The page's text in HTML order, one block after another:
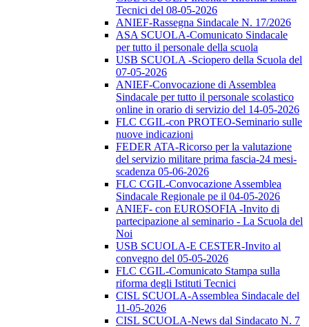
Tecnici del 08-05-2026
ANIEF-Rassegna Sindacale N. 17/2026
ASA SCUOLA-Comunicato Sindacale
per tutto il personale della scuola
USB SCUOLA -Sciopero della Scuola del
07-05-2026
ANIEF-Convocazione di Assemblea
Sindacale per tutto il personale scolastico
online in orario di servizio del 14-05-2026
FLC CGIL-con PROTEO-Seminario sulle
nuove indicazioni
FEDER ATA-Ricorso per la valutazione
del servizio militare prima fascia-24 mesi-
scadenza 05-06-2026
FLC CGIL-Convocazione Assemblea
Sindacale Regionale pe il 04-05-2026
ANIEF- con EUROSOFIA -Invito di
partecipazione al seminario - La Scuola del
Noi
USB SCUOLA-E CESTER-Invito al
convegno del 05-05-2026
FLC CGIL-Comunicato Stampa sulla
riforma degli Istituti Tecnici
CISL SCUOLA-Assemblea Sindacale del
11-05-2026
CISL SCUOLA-News dal Sindacato N. 7